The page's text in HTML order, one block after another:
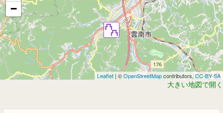
−
Leaflet | ©OpenStreetMapcontributors,CC-BY-SA
大きい地図で開く